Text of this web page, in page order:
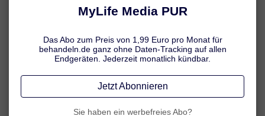
Schmerzsalben bei Arthrose
Bei akuten Beschwerden kommt es auf eine zuverlässige
Schmerztherapie an. Hierfür werden meist schmerzlindernde und
entzündungshemmende Medikamente zur lokalen Anwendung
eingesetzt.
Empfohlen werden in der Regel Wirkstoffe aus der Gruppe der
sogenannten NSAR (nicht-steroidalen Antirheumatika), die sowohl